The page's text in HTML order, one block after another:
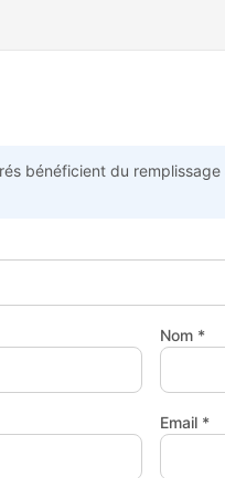
bénéficient du
Nom *
Email *